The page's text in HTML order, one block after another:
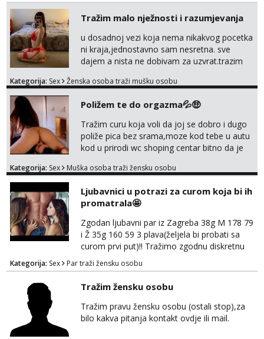
Tražim malo nježnosti i razumjevanja
u dosadnoj vezi koja nema nikakvog pocetka
ni kraja,jednostavno sam nesretna. sve
dajem a nista ne dobivam za uzvrat.trazim
trazim puno samo malo njeznosti i
poljupce po tijelu koji me jako
pale,obozavam kad muskarac preuzme
kontrolu . javi se :) Klikni na link ispod i nadji
me tamo, cekam te!
Kategorija: Sex Ženska osoba traži mušku osobu
Poližem te do orgazma💦🤑
Tražim curu koja voli da joj se dobro i dugo
poliže pica bez srama,moze kod tebe u autu
kod u prirodi wc shoping centar bitno da je
jer nisam solo. Zgodan sam i diskretan,sliku
za brz dogovor Kontakt 0958759047
Kategorija: Sex Muška osoba traži žensku osobu
Ljubavnici u potrazi za curom koja bi ih
promatrala🤩
Zgodan ljubavni par iz Zagreba 38g M 178 79
i Ž 35g 160 59 3 plava(željela bi probati sa
curom prvi put)!! Tražimo zgodnu diskretnu
curu koja bi nas promatrala dok imamo
žestok odnos. Može se pridruziti ali i ne
mora.Bitno da uzivamo diskretno anonimno
bez upoznavanja puno.Sliku mozemo
razmjeniti,ali najbolje uzivo se upoznati. Na
goo smo do 15.8 poslije tog mozemo se
Kategorija: Sex Par traži žensku osobu
Tražim žensku osobu
Tražim pravu žensku osobu (ostali stop),za
bilo kakva pitanja kontakt ovdje ili mail.